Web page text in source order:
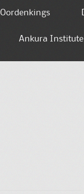
Oordenkings
Ankura Institute